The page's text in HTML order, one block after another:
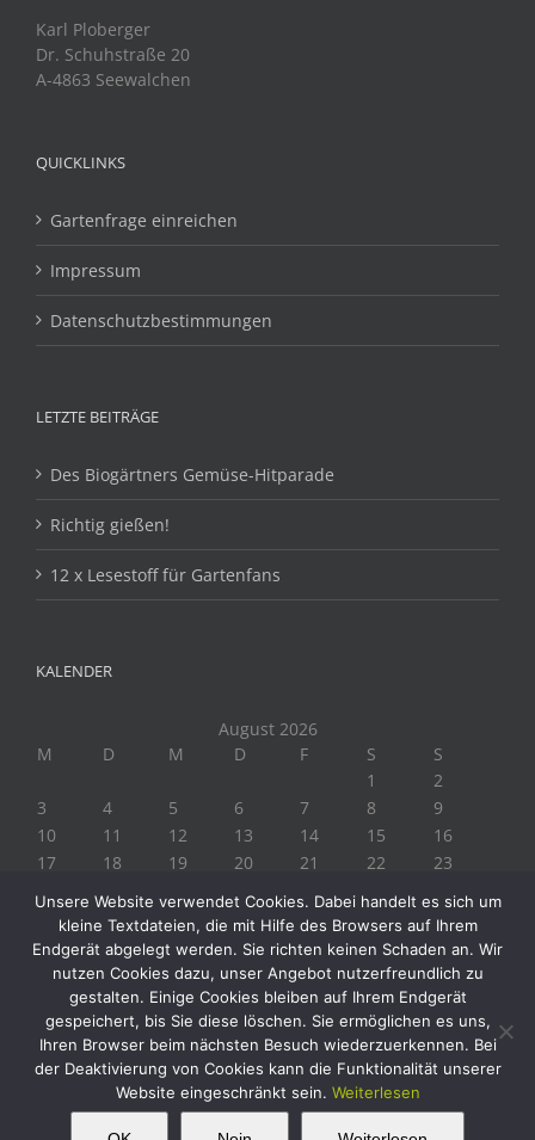
Karl Ploberger
Dr. Schuhstraße 20
A-4863 Seewalchen
QUICKLINKS
Gartenfrage einreichen
Impressum
Datenschutzbestimmungen
LETZTE BEITRÄGE
Des Biogärtners Gemüse-Hitparade
Richtig gießen!
12 x Lesestoff für Gartenfans
KALENDER
August 2026
M
D M D F S
S
1
2
3
4 5 6 7 8
9
10
11 12 13 14 15
16
17
18 19 20 21 22
23
« Juli
Copyright 2019 Biogärtner Ploberger | Alle Rechte vorbehalten
Unsere Website verwendet Cookies. Dabei handelt es sich um
kleine Textdateien, die mit Hilfe des Browsers auf Ihrem
Endgerät abgelegt werden. Sie richten keinen Schaden an. Wir
nutzen Cookies dazu, unser Angebot nutzerfreundlich zu
gestalten. Einige Cookies bleiben auf Ihrem Endgerät
gespeichert, bis Sie diese löschen. Sie ermöglichen es uns,
Ihren Browser beim nächsten Besuch wiederzuerkennen. Bei
der Deaktivierung von Cookies kann die Funktionalität unserer
Website eingeschränkt sein. Weiterlesen